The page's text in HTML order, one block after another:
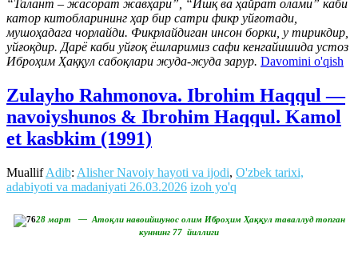
“Талант – жасорат жавҳари”, “Ишқ ва ҳайрат олами” каби
катор китобларининг ҳар бир сатри фикр уйғотади,
мушоҳадага чорлайди. Фикрлайдиган инсон борки, у тирикдир,
уйғоқдир. Дарё каби уйғоқ ёшларимиз сафи кенгайишида устоз
Иброҳим Ҳаққул сабоқлари жуда-жуда зарур. Davomini o'qish
Zulayho Rahmonova. Ibrohim Haqqul —
navoiyshunos & Ibrohim Haqqul. Kamol
et kasbkim (1991)
MuallifAdib: Alisher Navoiy hayoti va ijodi, O'zbek tarixi,
adabiyoti va madaniyati 26.03.2026 izoh yo'q
28 март — Атоқли навоийшунос олим Иброҳим Ҳаққул таваллуд топган
куннинг 77 йиллиги